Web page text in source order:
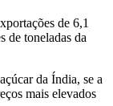
de 6,1
de toneladas da
da Índia, se a
mais elevados